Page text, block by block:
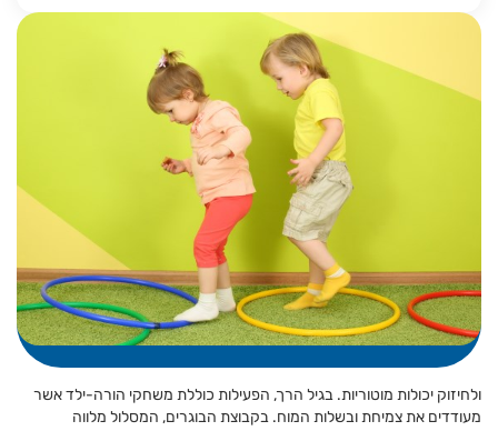
ולחיזוק יכולות מוטוריות. בגיל הרך, הפעילות כוללת משחקי הורה-ילד אשר
מעודדים את צמיחת ובשלות המוח. בקבוצת הבוגרים, המסלול מלווה